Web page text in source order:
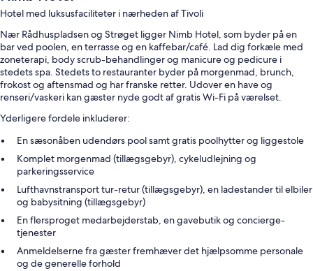
Hotel med luksusfaciliteter i nærheden af Tivoli
Nær Rådhuspladsen og Strøget ligger Nimb Hotel, som byder på en
bar ved poolen, en terrasse og en kaffebar/café. Lad dig forkæle med
zoneterapi, body scrub-behandlinger og manicure og pedicure i
stedets spa. Stedets to restauranter byder på morgenmad, brunch,
frokost og aftensmad og har franske retter. Udover en have og
renseri/vaskeri kan gæster nyde godt af gratis Wi-Fi på værelset.
Yderligere fordele inkluderer:
En sæsonåben udendørs pool samt gratis poolhytter og liggestole
Komplet morgenmad (tillægsgebyr), cykeludlejning og
parkeringsservice
Lufthavnstransport tur-retur (tillægsgebyr), en ladestander til elbiler
og babysitning (tillægsgebyr)
En flersproget medarbejderstab, en gavebutik og concierge-
tjenester
Anmeldelserne fra gæster fremhæver det hjælpsomme personale
og de generelle forhold